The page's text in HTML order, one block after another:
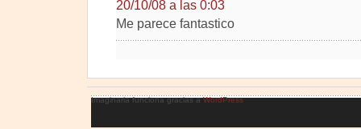
20/10/08 a las 0:03
Me parece fantastico
Imaginaria funciona gracias aWordPress